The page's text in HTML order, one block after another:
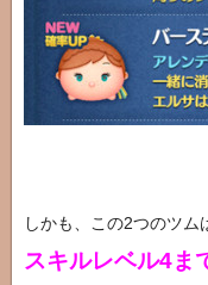
しかも、この2つのツム
スキルレベル4ま